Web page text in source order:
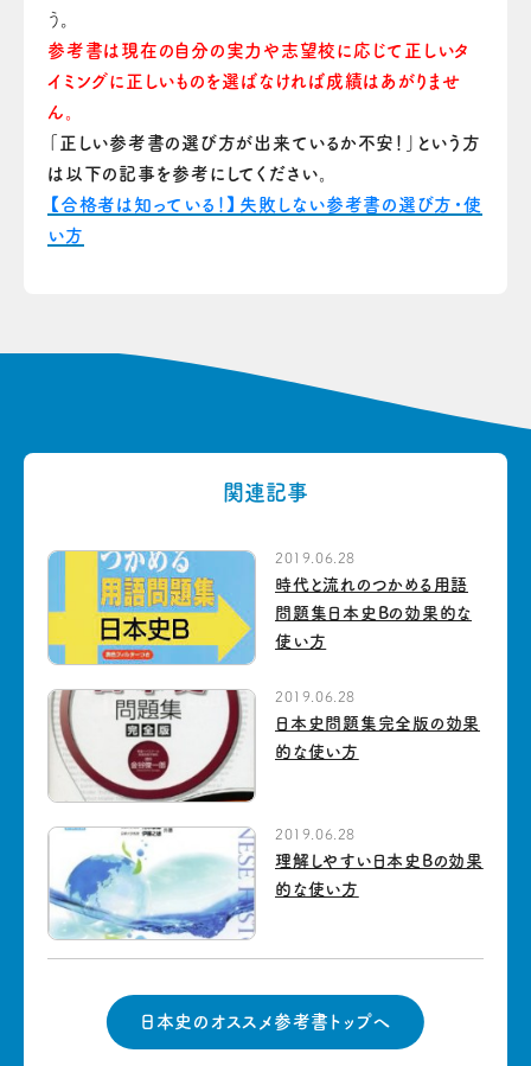
う。
参考書は現在の自分の実力や志望校に応じて正しいタ
イミングに正しいものを選ばなければ成績はあがりませ
ん。
「正しい参考書の選び方が出来ているか不安！」という方
は以下の記事を参考にしてください。
【合格者は知っている！】失敗しない参考書の選び方・使
い方
関連記事
2019.06.28
時代と流れのつかめる用語
問題集日本史Bの効果的な
使い方
2019.06.28
日本史問題集完全版の効果
的な使い方
2019.06.28
理解しやすい日本史Bの効果
的な使い方
日本史のオススメ参考書トップへ